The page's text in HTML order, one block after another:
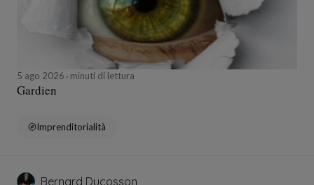
5 ago 2026 minuti di lettura
Gardien
Imprenditorialità
Bernard Ducosson